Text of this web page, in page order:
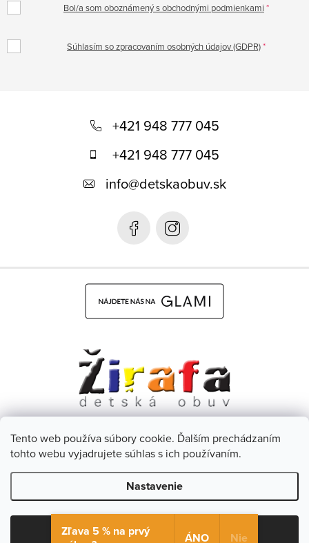
Tento web používa súbory cookie. Ďalším prechádzaním
tohto webu vyjadrujete súhlas s ich používaním.
Nastavenie
Súhlasím
Bol/a som oboznámený s obchodnými podmienkami
Súhlasím so zpracovaním osobných údajov (GDPR)
+421 948 777 045
+421 948 777 045
info@detskaobuv.sk
Dětská obuv Žirafa - CZ Facebook
Copyright 2026Žirafa Detská obuv. Všetky práva vyhradené.
Upraviť nastavenie cookies
Zľava 5 % na prvý
ÁNO Nie